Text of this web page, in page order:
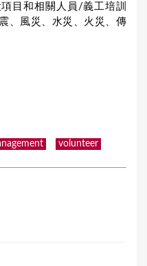
目和相關人員/義工培訓
、風災、水災、火災、傳
volunteer